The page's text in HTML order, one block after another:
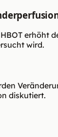
wird.
diskutiert.